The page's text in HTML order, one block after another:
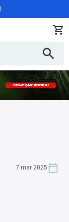
7 mar 2025